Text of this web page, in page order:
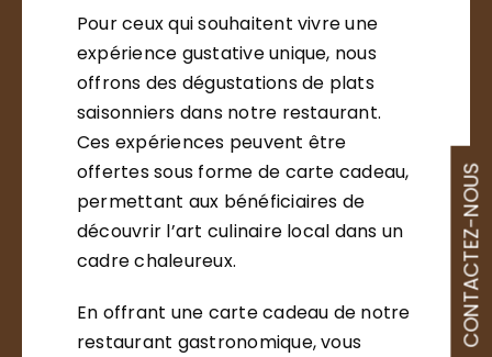
Pour ceux qui souhaitent vivre une
expérience gustative unique, nous
offrons des dégustations de plats
saisonniers dans notre restaurant.
Ces expériences peuvent être
offertes sous forme de carte cadeau,
permettant aux bénéficiaires de
découvrir l’art culinaire local dans un
cadre chaleureux.
En offrant une carte cadeau de notre
restaurant gastronomique, vous
CONTACTEZ-NOUS